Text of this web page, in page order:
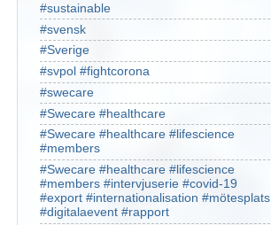
#sustainable
#svensk
#Sverige
#svpol #fightcorona
#swecare
#Swecare #healthcare
#Swecare #healthcare #lifescience
#members
#Swecare #healthcare #lifescience
#members #intervjuserie #covid-19
#export #internationalisation #mötesplats
#digitalaevent #rapport